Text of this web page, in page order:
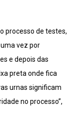
processo de testes,
vez por
e depois das
preta onde fica
urnas significam
no processo”,